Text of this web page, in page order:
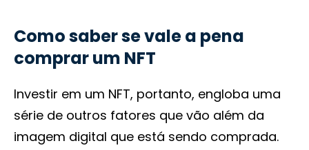
Como saber se vale a pena
comprar um NFT
Investir em um NFT, portanto, engloba uma
série de outros fatores que vão além da
imagem digital que está sendo comprada.